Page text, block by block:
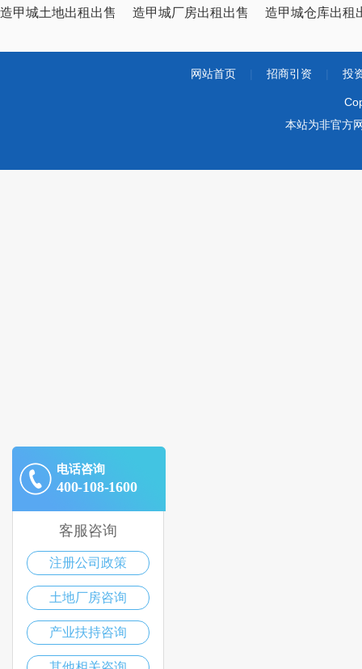
造甲城土地出租出售 造甲城厂房出租出售 造甲城仓库出租
网站首页 招商引资 投
本站为非官方
电话咨询
400-108-1600
客服咨询
注册公司政策
土地厂房咨询
产业扶持咨询